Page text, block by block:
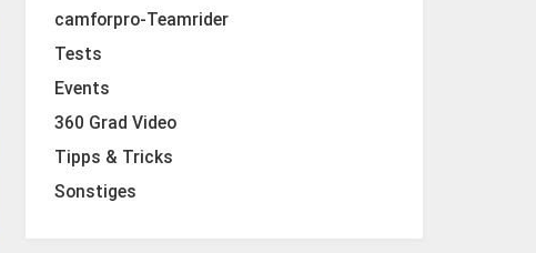
camforpro-Teamrider
Tests
Events
360 Grad Video
Tipps & Tricks
Sonstiges